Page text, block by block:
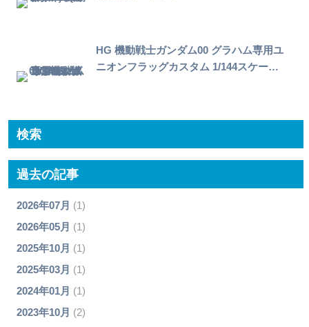
HG 機動戦士ガンダム00 グラハム専用ユ
ニオンフラッグカスタム 1/144スケー…
検索
過去の記事
2026年07月 (1)
2026年05月 (1)
2025年10月 (1)
2025年03月 (1)
2024年01月 (1)
2023年10月 (2)